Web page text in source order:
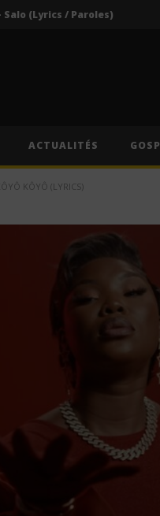
Salo (Lyrics / Paroles)
(Lyrics / Paroles)
ACTUALITÉS
KÔYÔ (LYRICS)